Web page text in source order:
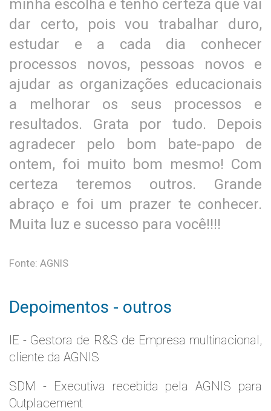
minha escolha e tenho certeza que vai
dar certo, pois vou trabalhar duro,
estudar e a cada dia conhecer
processos novos, pessoas novos e
ajudar as organizações educacionais
a melhorar os seus processos e
resultados. Grata por tudo. Depois
agradecer pelo bom bate-papo de
ontem, foi muito bom mesmo! Com
certeza teremos outros. Grande
abraço e foi um prazer te conhecer.
Muita luz e sucesso para você!!!!
Fonte: AGNIS
Depoimentos - outros
IE - Gestora de R&S de Empresa multinacional,
cliente da AGNIS
SDM - Executiva recebida pela AGNIS para
Outplacement